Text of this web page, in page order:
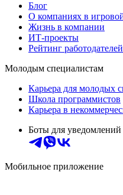
Блог
О компаниях в
Жизнь в компании
ИТ-проекты
Рейтинг
Молодым специалистам
Карьера для молодых
Школа программистов
Карьера в
Боты для уведомлений
Мобильное приложение